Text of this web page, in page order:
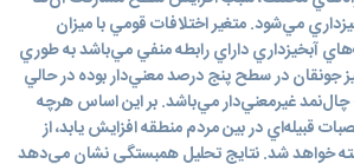
مي‌شود. متغير اختلافات قومي با ميزان
آبخيزداري داراي رابطه منفي مي‌باشد به طوري
جونقان در سطح پنج درصد معني‌دار بوده در حالي
چال‌نمد غيرمعني‌دار مي‌باشد. بر اين اساس هرچه
قبيله‌اي در بين مردم منطقه افزايش يابد، از
خواهد شد. نتايج تحليل همبستگي نشان مي‌دهد